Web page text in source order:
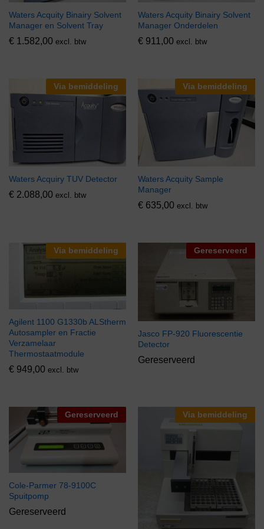
Waters Acquity Binairy Solvent
Manager en Solvent Tray
€ 1.582,00 excl. btw
Waters Acquity Binairy Solvent
Manager Onderdelen
€ 911,00 excl. btw
Via bemiddeling
Waters Acquiry TUV Detector
€ 2.088,00 excl. btw
Via bemiddeling
Waters Acquity Sample
Manager
€ 635,00 excl. btw
Via bemiddeling
Agilent 1100 G1330b ALStherm
Autosampler en Fractie
Verzamelaar
Thermostaatmodule
€ 949,00 excl. btw
Gereserveerd
Jasco FP-920 Fluorescentie
Detector
Gereserveerd
Gereserveerd
Cole-Parmer 78-9100C
Spuitpomp
Gereserveerd
Via bemiddeling